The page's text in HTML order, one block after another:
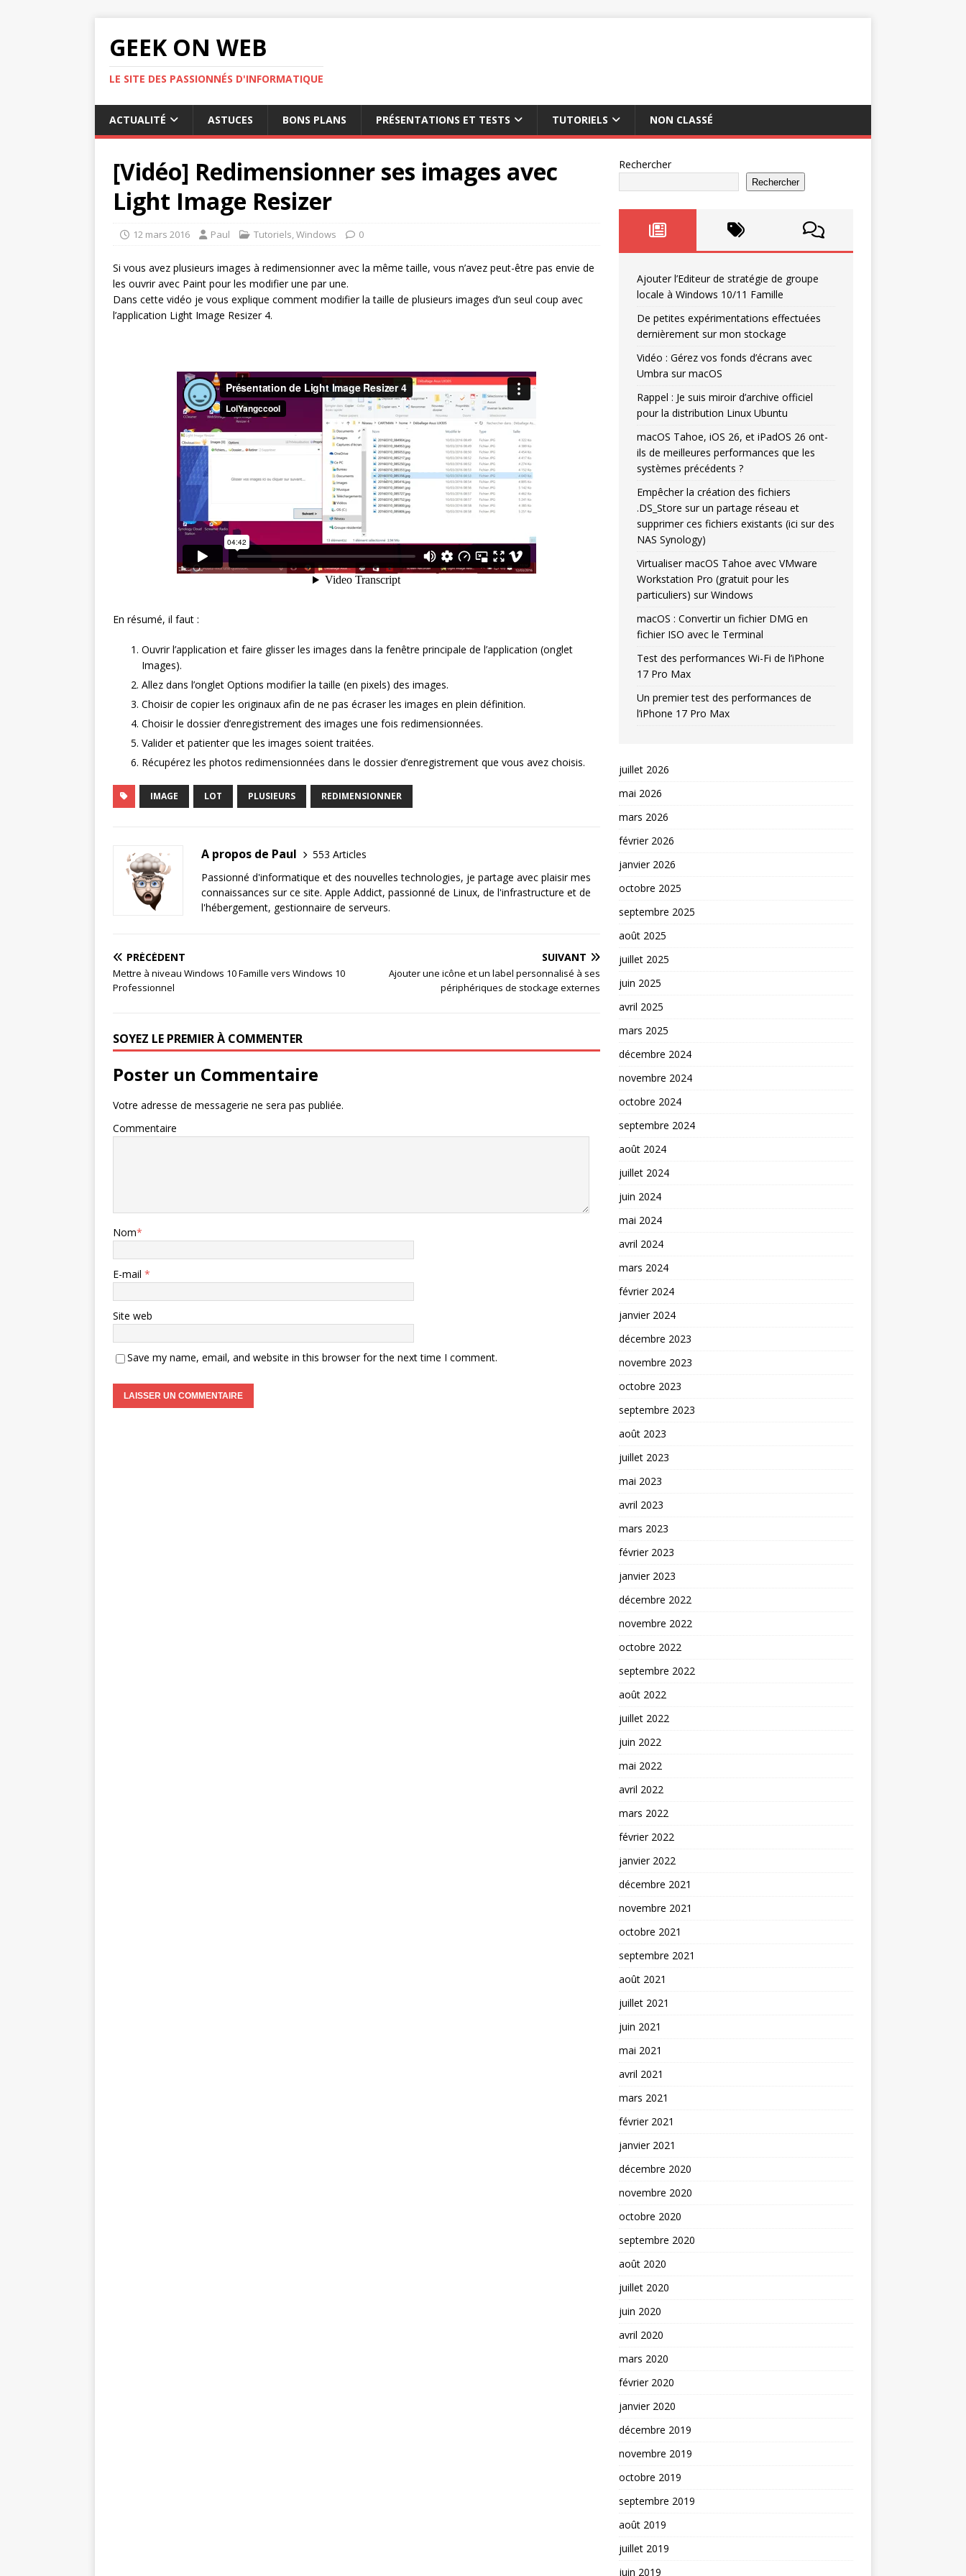
GEEK ON WEB
LE SITE DES PASSIONNÉS D'INFORMATIQUE
ACTUALITÉ ASTUCES BONS PLANS PRÉSENTATIONS ET TESTS TUTORIELS NON CLASSÉ
[Vidéo] Redimensionner ses images avec
Light Image Resizer
12 mars 2016 Paul Tutoriels,Windows 0
Si vous avez plusieurs images à redimensionner avec la même taille, vous n’avez peut-être pas envie de
les ouvrir avec Paint pour les modifier une par une.
Dans cette vidéo je vous explique comment modifier la taille de plusieurs images d’un seul coup avec
l’application Light Image Resizer 4.
En résumé, il faut :
Ouvrir l’application et faire glisser les images dans la fenêtre principale de l’application (onglet
Images).
Allez dans l’onglet Options modifier la taille (en pixels) des images.
Choisir de copier les originaux afin de ne pas écraser les images en plein définition.
Choisir le dossier d’enregistrement des images une fois redimensionnées.
Valider et patienter que les images soient traitées.
Récupérez les photos redimensionnées dans le dossier d’enregistrement que vous avez choisis.
IMAGE LOT PLUSIEURS REDIMENSIONNER
A propos de Paul
553 Articles
Passionné d'informatique et des nouvelles technologies, je partage avec plaisir mes
connaissances sur ce site. Apple Addict, passionné de Linux, de l'infrastructure et de
l'hébergement, gestionnaire de serveurs.
PRÉCÉDENT
Mettre à niveau Windows 10 Famille vers Windows 10
Professionnel
SUIVANT
Ajouter une icône et un label personnalisé à ses
périphériques de stockage externes
SOYEZ LE PREMIER À COMMENTER
Poster un Commentaire
Votre adresse de messagerie ne sera pas publiée.
Commentaire
Nom*
E-mail *
Site web
Save my name, email, and website in this browser for the next time I comment.
Rechercher
Rechercher
Ajouter l’Editeur de stratégie de groupe
locale à Windows 10/11 Famille
De petites expérimentations effectuées
dernièrement sur mon stockage
Vidéo : Gérez vos fonds d’écrans avec
Umbra sur macOS
Rappel : Je suis miroir d’archive officiel
pour la distribution Linux Ubuntu
macOS Tahoe, iOS 26, et iPadOS 26 ont-
ils de meilleures performances que les
systèmes précédents ?
Empêcher la création des fichiers
.DS_Store sur un partage réseau et
supprimer ces fichiers existants (ici sur des
NAS Synology)
Virtualiser macOS Tahoe avec VMware
Workstation Pro (gratuit pour les
particuliers) sur Windows
macOS : Convertir un fichier DMG en
fichier ISO avec le Terminal
Test des performances Wi-Fi de l’iPhone
17 Pro Max
Un premier test des performances de
l’iPhone 17 Pro Max
juillet 2026
mai 2026
mars 2026
février 2026
janvier 2026
octobre 2025
septembre 2025
août 2025
juillet 2025
juin 2025
avril 2025
mars 2025
décembre 2024
novembre 2024
octobre 2024
septembre 2024
août 2024
juillet 2024
juin 2024
mai 2024
avril 2024
mars 2024
février 2024
janvier 2024
décembre 2023
novembre 2023
octobre 2023
septembre 2023
août 2023
juillet 2023
mai 2023
avril 2023
mars 2023
février 2023
janvier 2023
décembre 2022
novembre 2022
octobre 2022
septembre 2022
août 2022
juillet 2022
juin 2022
mai 2022
avril 2022
mars 2022
février 2022
janvier 2022
décembre 2021
novembre 2021
octobre 2021
septembre 2021
août 2021
juillet 2021
juin 2021
mai 2021
avril 2021
mars 2021
février 2021
janvier 2021
décembre 2020
novembre 2020
octobre 2020
septembre 2020
août 2020
juillet 2020
juin 2020
avril 2020
mars 2020
février 2020
janvier 2020
décembre 2019
novembre 2019
octobre 2019
septembre 2019
août 2019
juillet 2019
juin 2019